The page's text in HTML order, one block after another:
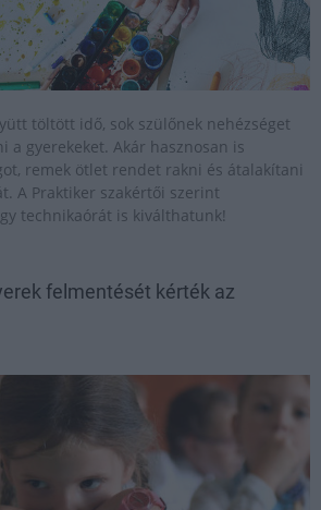
töltött idő, sok szülőnek nehézséget
a gyerekeket. Akár hasznosan is
remek ötlet rendet rakni és átalakítani
A Praktiker szakértői szerint
technikaórát is kiválthatunk!
felmentését kérték az